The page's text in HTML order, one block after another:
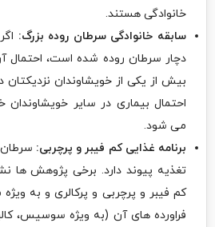
خانوادگی هستند.
سابقه خانوادگی سرطان روده بزرگ:
دچار سرطان روده شده است، احتمال
بیش از یکی از خویشاوندان
احتمال بیماری در سایر
می شود.
برنامه غذایی کم فیبر و پرچربی:
تغذیه پیوند دارد. برخی پژوهش ها
کم فیبر و پرچربی و پرکالری و به
فراورده های آن (به ویژه سوسیس،